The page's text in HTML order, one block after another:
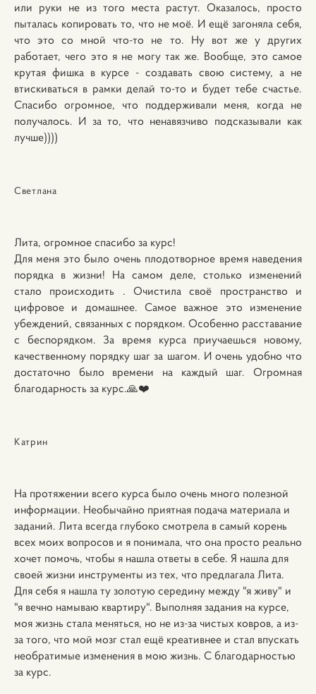
или руки не из того места растут. Оказалось, просто
пыталась копировать то, что не моё. И ещё загоняла себя,
что это со мной что-то не то. Ну вот же у других
работает, чего это я не могу так же. Вообще, это самое
крутая фишка в курсе - создавать свою систему, а не
втискиваться в рамки делай то-то и будет тебе счастье.
Спасибо огромное, что поддерживали меня, когда не
получалось. И за то, что ненавязчиво подсказывали как
лучше))))
Светлана
Лита, огромное спасибо за курс!
Для меня это было очень плодотворное время наведения
порядка в жизни! На самом деле, столько изменений
стало происходить . Очистила своё пространство и
цифровое и домашнее. Самое важное это изменение
убеждений, связанных с порядком. Особенно расставание
с беспорядком. За время курса приучаешься новому,
качественному порядку шаг за шагом. И очень удобно что
достаточно было времени на каждый шаг. Огромная
благодарность за курс.🙏❤️
Катрин
На протяжении всего курса было очень много полезной
информации. Необычайно приятная подача материала и
заданий. Лита всегда глубоко смотрела в самый корень
всех моих вопросов и я понимала, что она просто реально
хочет помочь, чтобы я нашла ответы в себе. Я нашла для
своей жизни инструменты из тех, что предлагала Лита.
Для себя я нашла ту золотую середину между "я живу" и
"я вечно намываю квартиру". Выполняя задания на курсе,
моя жизнь стала меняться, но не из-за чистых ковров, а из-
за того, что мой мозг стал ещё креативнее и стал впускать
необратимые изменения в мою жизнь. C благодарностью
за курс.